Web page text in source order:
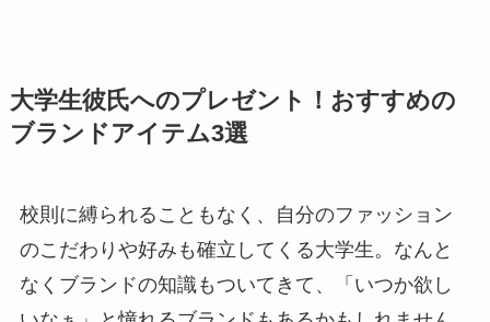
大学生彼氏へのプレゼント！おすすめの
ブランドアイテム3選
校則に縛られることもなく、自分のファッション
のこだわりや好みも確立してくる大学生。なんと
なくブランドの知識もついてきて、「いつか欲し